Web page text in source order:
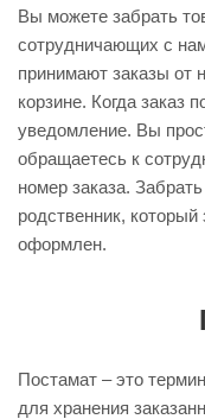
Вы можете забрать
сотрудничающих с
принимают заказы от
корзине. Когда заказ
уведомление. Вы
обращаетесь к
номер заказа.
родственник, который
оформлен.
Постамат – это
для хранения